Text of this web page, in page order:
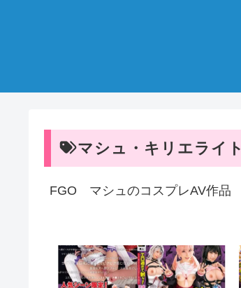
マシュ・キリエライト
FGO マシュのコスプレAV作品